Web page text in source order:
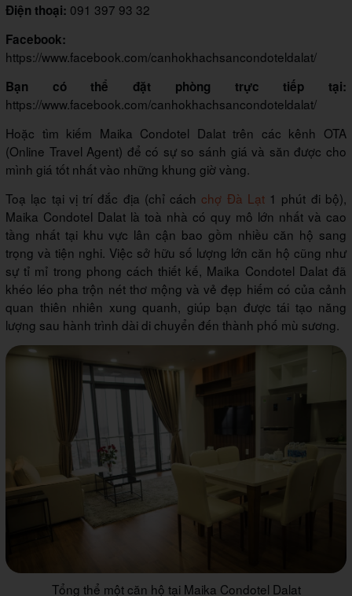
Điện thoại: 091 397 93 32
Facebook:
https://www.facebook.com/canhokhachsancondoteldalat/
Bạn có thể đặt phòng trực tiếp tại:
https://www.facebook.com/canhokhachsancondoteldalat/
Hoặc tìm kiếm Maika Condotel Dalat trên các kênh OTA
(Online Travel Agent) để có sự so sánh giá và săn được cho
mình giá tốt nhất vào những khung giờ vàng.
Toạ lạc tại vị trí đắc địa (chỉ cách chợ Đà Lạt1 phút đi bộ),
Maika Condotel Dalat là toà nhà có quy mô lớn nhất và cao
tầng nhất tại khu vực lân cận bao gồm nhiều căn hộ sang
trọng và tiện nghi. Việc sở hữu số lượng lớn căn hộ cũng như
sự tỉ mỉ trong phong cách thiết kế, Maika Condotel Dalat đã
khéo léo pha trộn nét thơ mộng và vẻ đẹp hiếm có của cảnh
quan thiên nhiên xung quanh, giúp bạn được tái tạo năng
lượng sau hành trình dài di chuyển đến thành phố mù sương.
Tổng thể một căn hộ tại Maika Condotel Dalat